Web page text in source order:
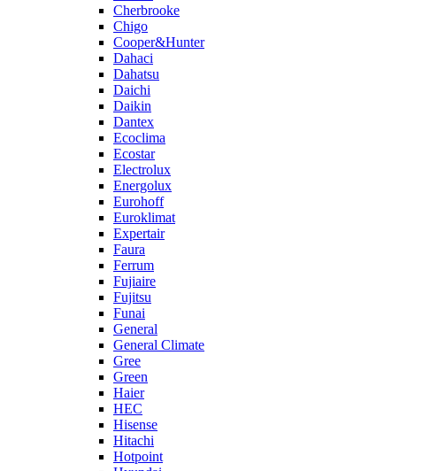
Cherbrooke
Chigo
Cooper&Hunter
Dahaci
Dahatsu
Daichi
Daikin
Dantex
Ecoclima
Ecostar
Electrolux
Energolux
Eurohoff
Euroklimat
Expertair
Faura
Ferrum
Fujiaire
Fujitsu
Funai
General
General Climate
Gree
Green
Haier
HEC
Hisense
Hitachi
Hotpoint